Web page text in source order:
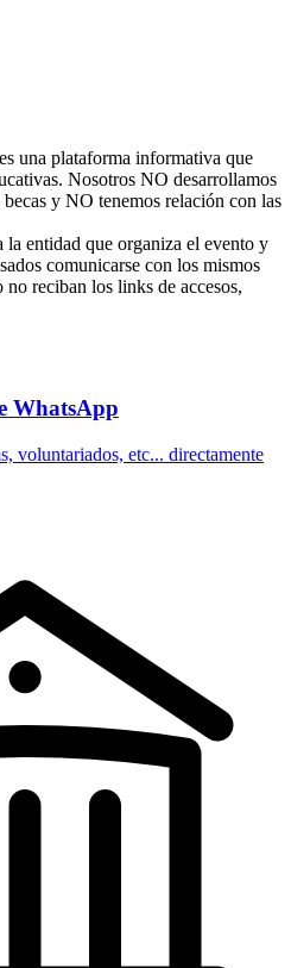
una plataforma informativa que
Nosotros NO desarrollamos
y NO tenemos relación con las
entidad que organiza el evento y
comunicarse con los mismos
no reciban los links de accesos,
WhatsApp
voluntariados, etc... directamente